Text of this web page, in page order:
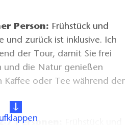
Person: Frühstück und
und zurück ist inklusive. Ich
der Tour, damit Sie frei
und die Natur genießen
Kaffee oder Tee während der
7 Personen: